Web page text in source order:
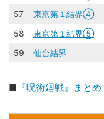
57
東京第１結界④
58
東京第１結界⑤
59
仙台結界
■ 『呪術廻戦』まと